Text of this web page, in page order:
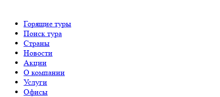
Горящие туры
Поиск тура
Страны
Новости
Акции
О компании
Услуги
Офисы